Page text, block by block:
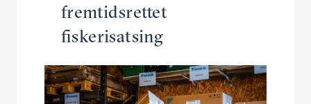
fremtids­rettet
fiskerisatsing